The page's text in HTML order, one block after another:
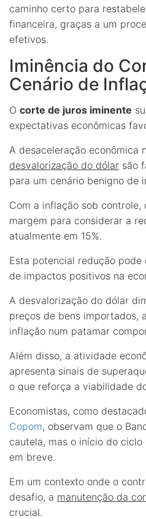
caminho certo para
financeira, graças a um
efetivos.
Iminência do
Cenário de
O corte de juros iminente
expectativas econômicas
A desaceleração econômica
desvalorização do dólar são
para um cenário benigno de
Com a inflação sob controle,
margem para considerar a
atualmente em 15%.
Esta potencial redução pode
de impactos positivos na
A desvalorização do dólar
preços de bens importados,
inflação num patamar
Além disso, a atividade
apresenta sinais de
o que reforça a viabilidade
Economistas, como
Copom, observam que o
cautela, mas o início do
em breve.
Em um contexto onde o
desafio, a manutenção da
crucial.